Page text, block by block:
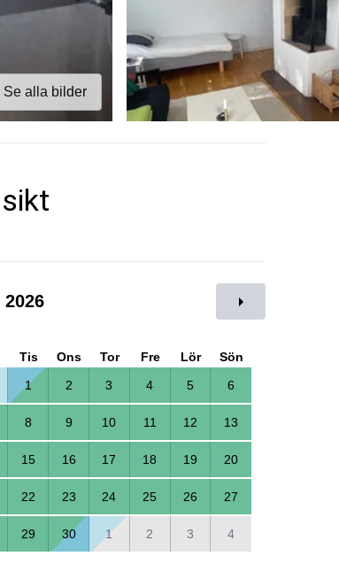
Se alla bilder
Tis Ons Tor Fre Lör
Sön
1 2 3 4 5 6
8 9 10 11 12 13
15 16 17 18 19 20
22 23 24 25 26 27
29 30 1 2 3 4